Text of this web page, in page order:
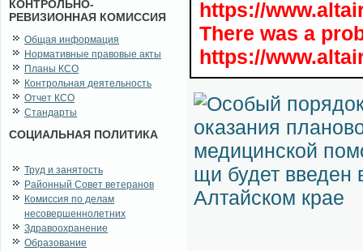
КОНТРОЛЬНО-
РЕВИЗИОННАЯ КОМИССИЯ
Общая информация
Нормативные правовые акты
Планы КСО
Контрольная деятельность
Отчет КСО
Стандарты
СОЦИАЛЬНАЯ ПОЛИТИКА
Труд и занятость
Районный Совет ветеранов
Комиссия по делам
несовершеннолетних
Здравоохранение
Образование
https://
There was a
https://